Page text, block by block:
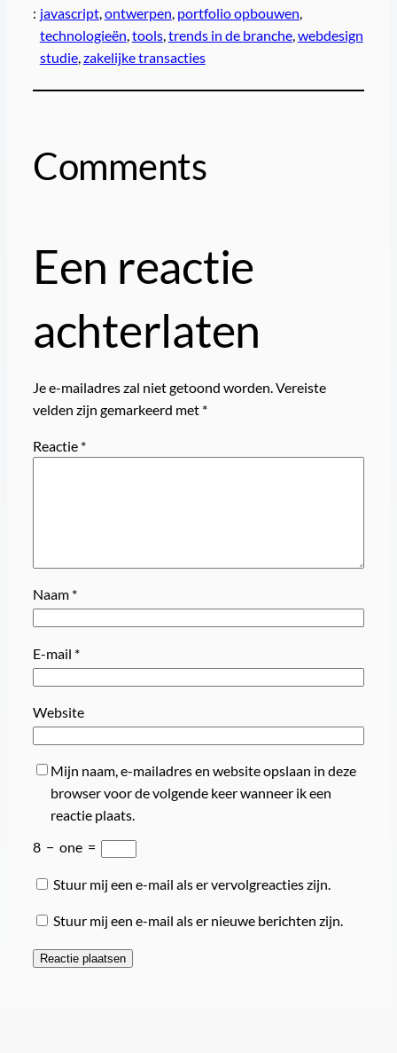
: javascript, ontwerpen portfolio opbouwen
technologieën tools, trends in de branche, webdesign
studie, zakelijke transacties
Comments
Een reactie
achterlaten
Je e-mailadres zal niet getoond worden.Vereiste
velden zijn gemarkeerd met *
Reactie *
Naam *
E-mail *
Website
Mijn naam, e-mailadres en website opslaan in deze
browser voor de volgende keer wanneer ik een
reactie plaats.
8 − one =
Stuur mij een e-mail als er vervolgreacties zijn.
Stuur mij een e-mail als er nieuwe berichten zijn.